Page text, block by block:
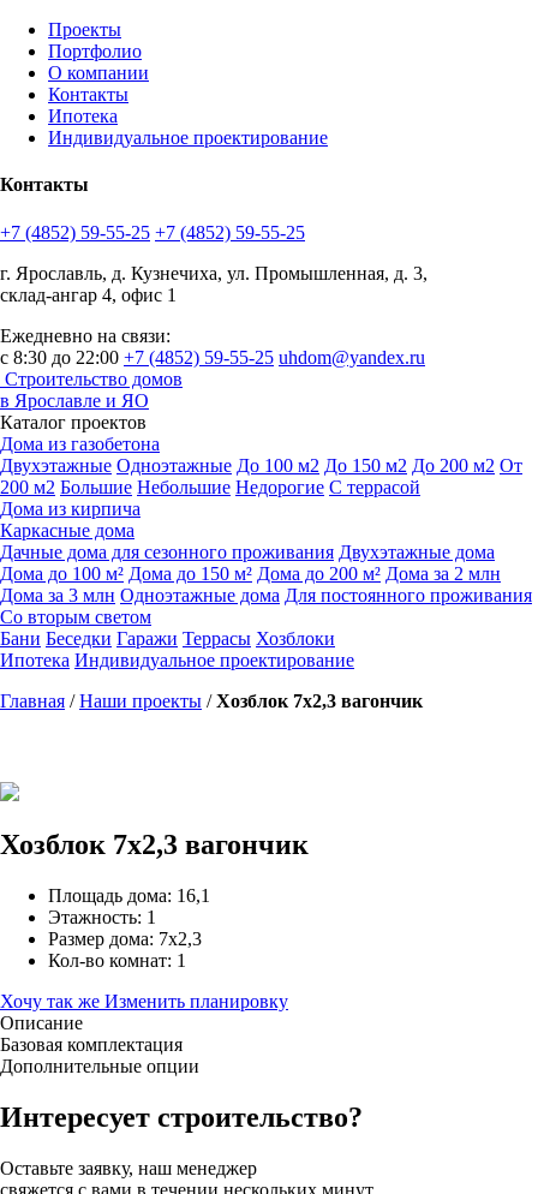
Проекты
Портфолио
О компании
Контакты
Ипотека
Индивидуальное проектирование
Контакты
+7 (4852) 59-55-25 +7 (4852) 59-55-25
г. Ярославль, д. Кузнечиха, ул. Промышленная, д. 3,
склад-ангар 4, офис 1
Ежедневно на связи:
с 8:30 до 22:00 +7 (4852) 59-55-25 uhdom@yandex.ru
Строительство домов
в Ярославле и ЯО
Каталог проектов
Дома из газобетона
Двухэтажные Одноэтажные До 100 м2 До 150 м2 До 200 м2 От
200 м2 Большие Небольшие Недорогие С террасой
Дома из кирпича
Каркасные дома
Дачные дома для сезонного проживания Двухэтажные дома
Дома до 100 м² Дома до 150 м² Дома до 200 м² Дома за 2 млн
Дома за 3 млн Одноэтажные дома Для постоянного проживания
Со вторым светом
Бани Беседки Гаражи Террасы Хозблоки
Ипотека Индивидуальное проектирование
Главная /Наши проекты /Хозблок 7х2,3 вагончик
Хозблок 7х2,3 вагончик
Площадь дома: 16,1
Этажность: 1
Размер дома: 7х2,3
Кол-во комнат: 1
Хочу так же Изменить планировку
Описание
Базовая комплектация
Дополнительные опции
Интересует строительство?
Оставьте заявку, наш менеджер